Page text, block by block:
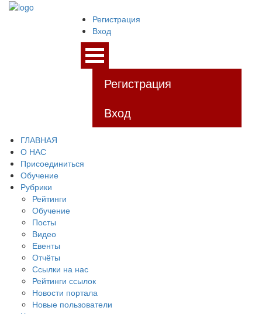
Регистрация
Вход
Регистрация
Вход
ГЛАВНАЯ
О НАС
Присоединиться
Обучение
Рубрики
Рейтинги
Обучение
Посты
Видео
Евенты
Отчёты
Ссылки на нас
Рейтинги ссылок
Новости портала
Новые пользователи